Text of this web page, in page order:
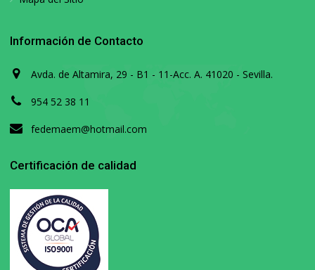
Información de Contacto
Avda. de Altamira, 29 - B1 - 11-Acc. A. 41020 - Sevilla.
954 52 38 11
fedemaem@hotmail.com
Certificación de calidad